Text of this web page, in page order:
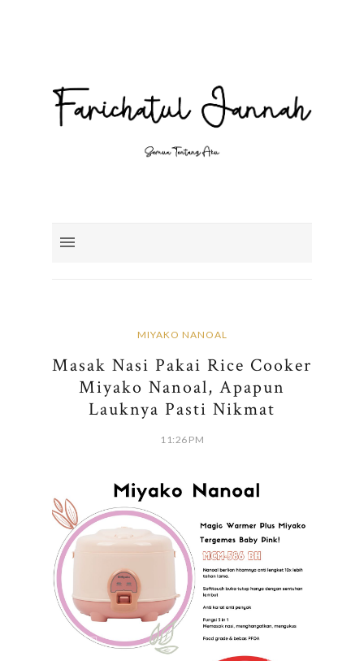
MIYAKO NANOAL
Masak Nasi Pakai Rice Cooker
Miyako Nanoal, Apapun
Lauknya Pasti Nikmat
11:26 PM